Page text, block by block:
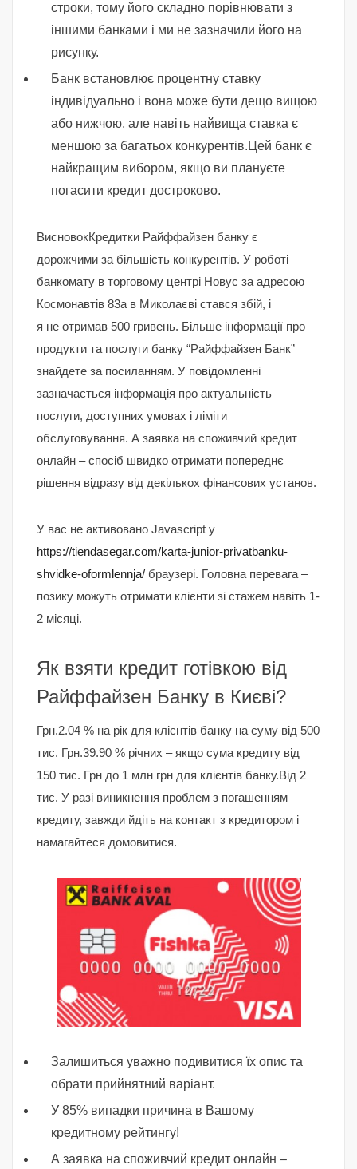
строки, тому його складно порівнювати з
іншими банками і ми не зазначили його на
рисунку.
Банк встановлює процентну ставку
індивідуально і вона може бути дещо вищою
або нижчою, але навіть найвища ставка є
меншою за багатьох конкурентів.Цей банк є
найкращим вибором, якщо ви плануєте
погасити кредит достроково.
ВисновокКредитки Райффайзен банку є
дорожчими за більшість конкурентів. У роботі
банкомату в торговому центрі Новус за адресою
Космонавтів 83а в Миколаєві стався збій, і
я не отримав 500 гривень. Більше інформації про
продукти та послуги банку “Райффайзен Банк”
знайдете за посиланням. У повідомленні
зазначається інформація про актуальність
послуги, доступних умовах і ліміти
обслуговування. А заявка на споживчий кредит
онлайн – спосіб швидко отримати попереднє
рішення відразу від декількох фінансових установ.
У вас не активовано Javascript у
https://tiendasegar.com/karta-junior-privatbanku-
shvidke-oformlennja/ браузері. Головна перевага –
позику можуть отримати клієнти зі стажем навіть 1-
2 місяці.
Як взяти кредит готівкою від
Райффайзен Банку в Києві?
Грн.2.04 % на рік для клієнтів банку на суму від 500
тис. Грн.39.90 % річних – якщо сума кредиту від
150 тис. Грн до 1 млн грн для клієнтів банку.Від 2
тис. У разі виникнення проблем з погашенням
кредиту, завжди йдіть на контакт з кредитором і
намагайтеся домовитися.
Залишиться уважно подивитися їх опис та
обрати прийнятний варіант.
У 85% випадки причина в Вашому
кредитному рейтингу!
А заявка на споживчий кредит онлайн –